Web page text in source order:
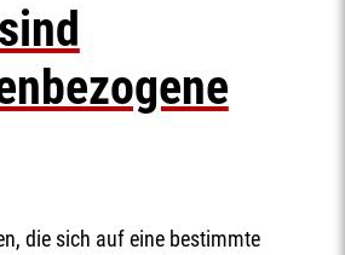
die sich auf eine bestimmte